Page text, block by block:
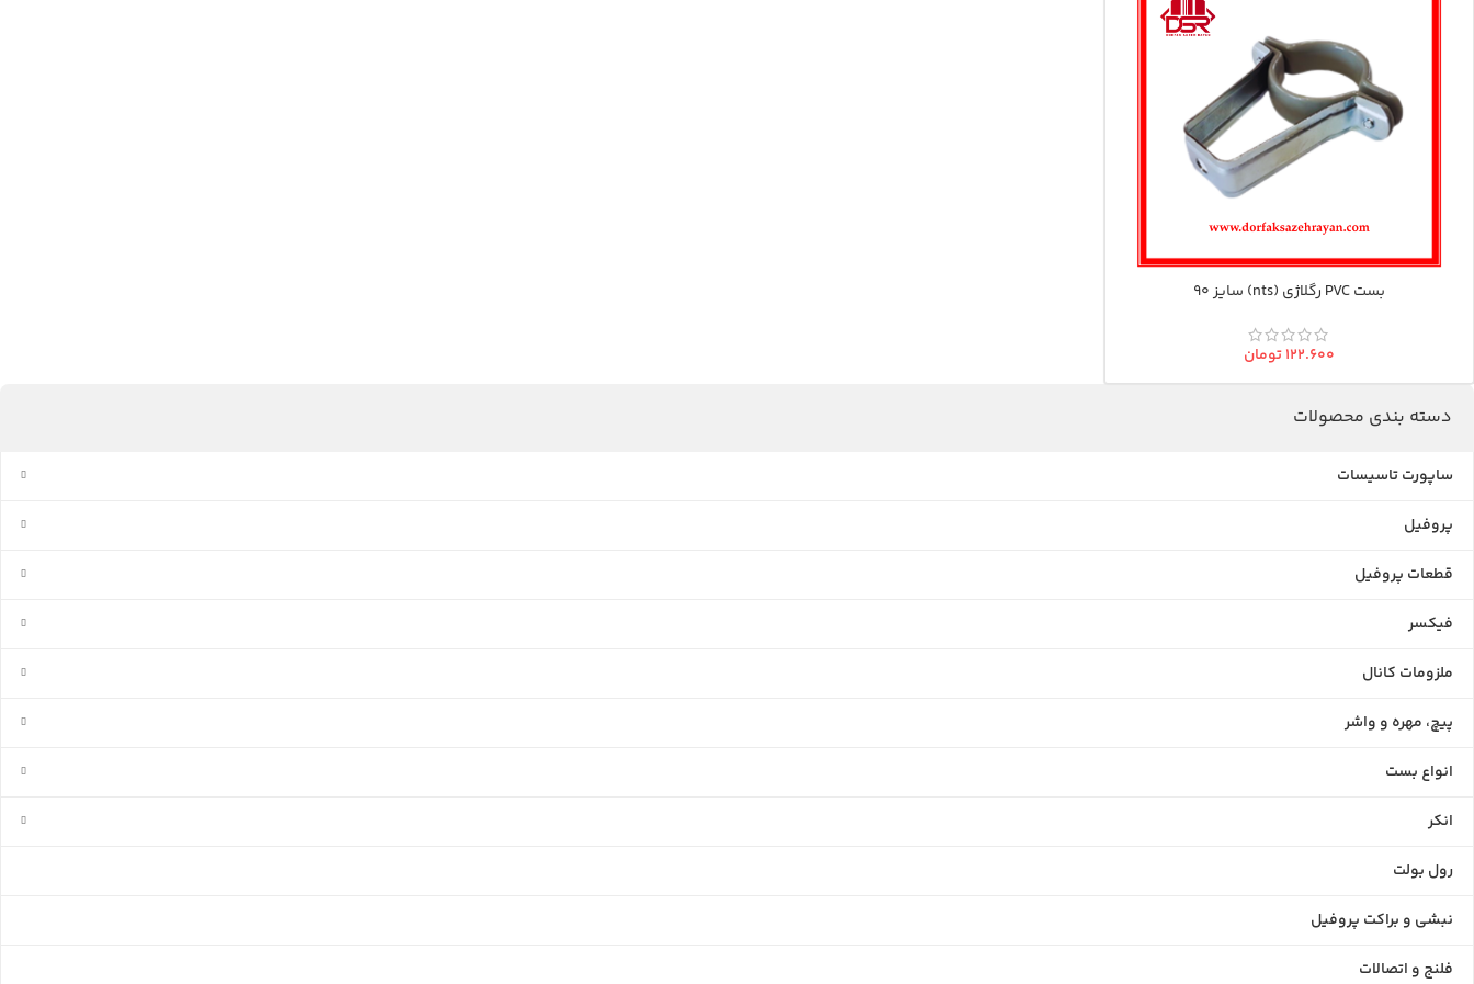
بست PVC رگلاژی (nts) سایز 90
۱۲۲.۶۰۰تومان
دسته بندی محصولات
ساپورت تاسیسات
پروفیل
قطعات پروفیل
فیکسر
ملزومات کانال
پیچ، مهره و واشر
انواع بست
انکر
رول بولت
نبشی و براکت پروفیل
فلنج و اتصالات